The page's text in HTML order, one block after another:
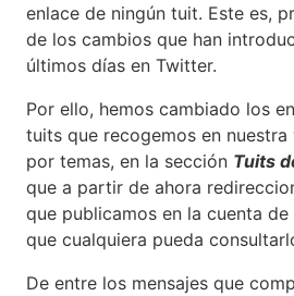
enlace de ningún tuit. Este es,
de los cambios que han
últimos días en Twitter.
Por ello, hemos cambiado los
tuits que recogemos en
por temas, en la sección Tuits
que a partir de ahora
que publicamos en la cuenta
que cualquiera pueda
De entre los mensajes que